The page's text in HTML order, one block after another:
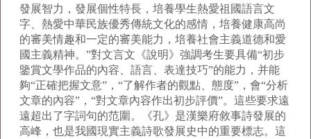
發展智力，發展個性特長，培養學生熱愛祖國語言文
字、熱愛中華民族優秀傳統文化的感情，培養健康高尚
的審美情趣和一定的審美能力，培養社會主義道德和愛
國主義精神。”對文言文《說明》強調考生要具備“初步
鑒賞文學作品的內容、語言、表達技巧”的能力，并能
夠“正確把握文意”，“了解作者的觀點、態度”，會“分析
文章的內容”，“對文章內容作出初步評價”。這些要求遠
遠超出了字詞句的范圍。《孔》是漢樂府敘事詩發展的
高峰，也是我國現實主義詩歌發展史中的重要標志。這